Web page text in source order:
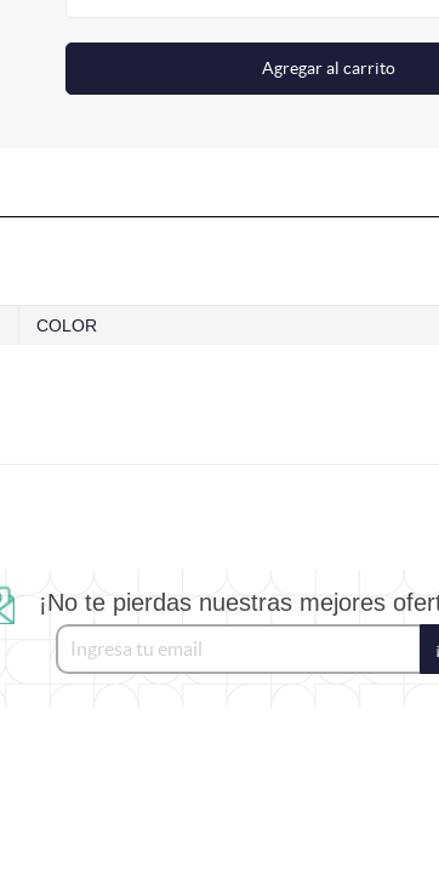
Agregar al carrito
COLOR
¡No te pierdas nuestras mejores